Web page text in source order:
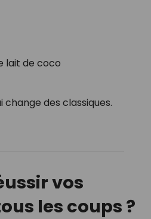
lait de coco
des classiques.
vos
les coups ?